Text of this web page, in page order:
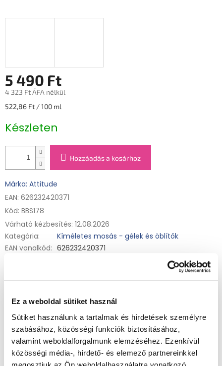
Ez a weboldal sütiket használ
Sütiket használunk a tartalmak és hirdetések személyre
szabásához, közösségi funkciók biztosításához,
valamint weboldalforgalmunk elemzéséhez. Ezenkívül
közösségi média-, hirdető- és elemező partnereinkkel
5 490 Ft
4 323 Ft ÁFA nélkül
Egységár:
522,86 Ft / 100 ml
Készleten
Hozzáadás a kosárhoz
Márka: Attitude
EAN: 626232420371
Kód: BBS178
Várható kézbesítés: 12.08.2026
Kategória:
Kíméletes mosás - gélek és öblítők
EAN vonalkód: 626232420371
A Nature+ technológiával ellátott Attitude baba mosógélt a
természet és a tudomány ereje ihlette. Tisztán természetes
forrásból készül, nem tartalmaz enzimeket, foszfátokat vagy
anyagok (Sodium Coco-Sulfate), 5-15% nemionos tenzidek /
nemionos felületaktív anyagok (Lauryl Glucoside, Myristyl
Glucoside, Caprylyl Glucoside). Tartalmazza még / Contient
aussi: Aqua / Víz / Eau, Sodium Chloride, Citric Acid, Sodium
Gluconate, Sodium Benzoate, Potassium Sorbate, Glycerin,
Camellia Sinensis (Tea) Leaf Extract, Beta-Ionone*,
KÉRDÉS NYOMON KÖVETÉS